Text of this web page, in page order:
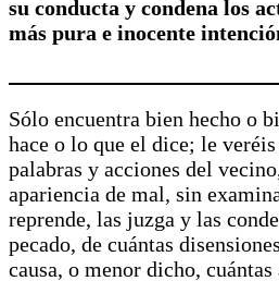
su conducta y condena los
más pura e inocente
Sólo encuentra bien hecho o
hace o lo que el dice; le
palabras y acciones del
apariencia de mal, sin
reprende, las juzga y las
pecado, de cuántas
causa, o menor dicho,